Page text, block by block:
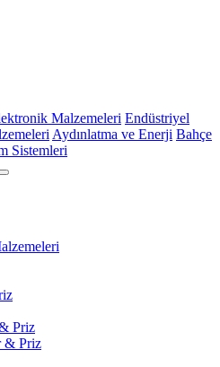
Malzemeleri Endüstriyel
Aydınlatma ve Enerji Bahçe
Sistemleri
Priz
& Priz